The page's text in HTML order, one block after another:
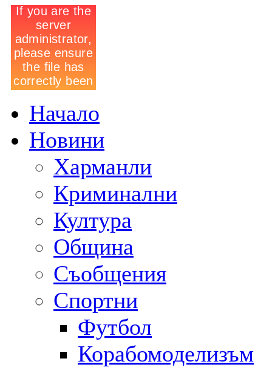
Начало
Новини
Харманли
Криминални
Култура
Община
Съобщения
Спортни
Футбол
Корабомоделизъм